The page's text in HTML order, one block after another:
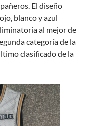
El diseño
blanco y azul
al mejor de
categoría de la
clasificado de la